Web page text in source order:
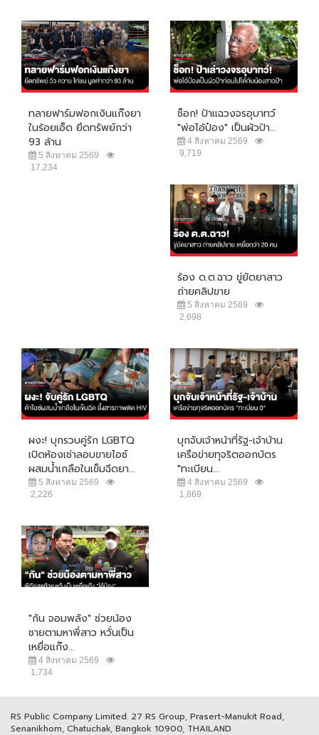
ทลายฟาร์มฟอกเงินแก๊งยา
ในร้อยเอ็ด ยึดทรัพย์กว่า
93 ล้าน
5 สิงหาคม 2569
17,234
ช็อก! ป้าแฉวงจรอุบาทว์
"พ่อไอ้ป๋อง" เป็นผัวป้า...
4 สิงหาคม 2569
9,719
ร้อง ด.ต.ฉาว ขู่ยัดยาสาว
ถ่ายคลิปขาย
5 สิงหาคม 2569
2,698
ผงะ! บุกรวบคู่รัก LGBTQ
เปิดห้องเช่าลอบขายไอซ์
ผสมน้ำเกลือในเข็มฉีดยา...
5 สิงหาคม 2569
2,226
บุกจับเจ้าหน้าที่รัฐ-เจ้าบ้าน
เครือข่ายทุจริตออกบัตร
"ทะเบียน...
4 สิงหาคม 2569
1,869
ชายตามหาพี่สาว หวั่นเป็น
เหยื่อแก๊ง...
4 สิงหาคม 2569
1,734
RS Public Company Limited. 27 RS Group, Prasert-Manukit Road,
Senanikhom, Chatuchak, Bangkok 10900, THAILAND
ติดต่อลงโฆษณา